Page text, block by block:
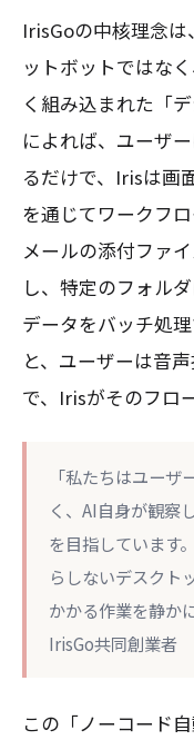
IrisGoの中核理念
ットボットではな
く組み込まれた「
によれば、ユーザ
るだけで、Irisは画
を通じてワークフ
メールの添付ファ
し、特定のフォル
データをバッチ処
と、ユーザーは音
で、Irisがそのフロ
「私たちはユー
く、AI自身が観察
を目指しています
らしないデスクト
かかる作業を静か
IrisGo共同創業者
この「ノーコード